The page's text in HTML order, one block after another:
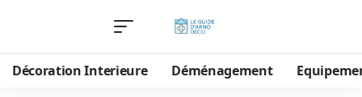
Décoration Interieure Déménagement